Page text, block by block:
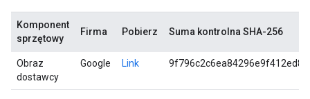
Komponent
sprzętowy
Firma Pobierz Suma kontrolna SHA-256
Obraz
dostawcy
Google Link